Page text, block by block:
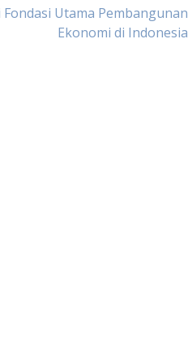
Utama Pembangunan
Ekonomi di Indonesia